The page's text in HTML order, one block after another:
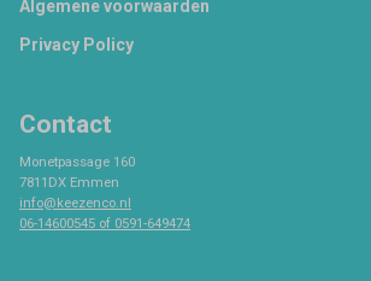
Footer
Algemene voorwaarden
Privacy Policy
Contact
Monetpassage 160
7811DX Emmen
info@keezenco.nl
06-14600545 of 0591-649474